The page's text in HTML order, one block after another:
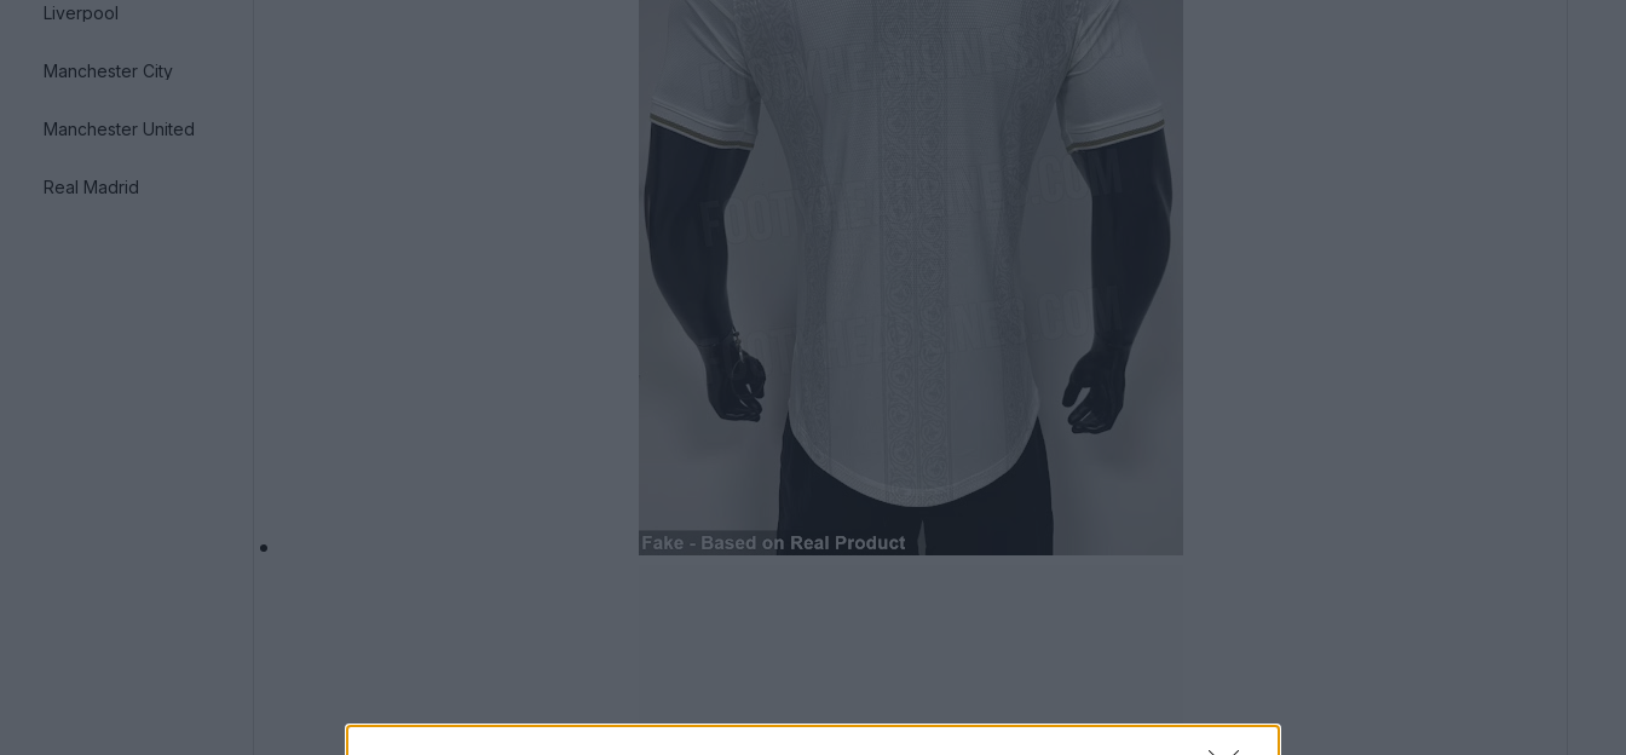
Liverpool
Manchester City
Manchester United
Real Madrid